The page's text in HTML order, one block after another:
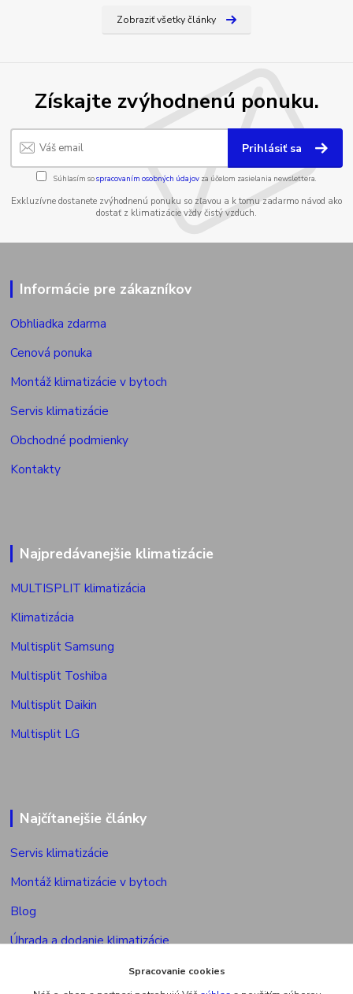
Zobraziť všetky články
Získajte zvýhodnenú ponuku.
Prihlásiť sa
Súhlasím sospracovaním osobných údajov za účelom zasielania newslettera.
Exkluzívne dostanete zvýhodnenú ponuku so zľavou a k tomu zadarmo návod ako
dostať z klimatizácie vždy čistý vzduch.
Informácie pre zákazníkov
Obhliadka zdarma
Cenová ponuka
Montáž klimatizácie v bytoch
Servis klimatizácie
Obchodné podmienky
Kontakty
Najpredávanejšie klimatizácie
MULTISPLIT klimatizácia
Klimatizácia
Multisplit Samsung
Multisplit Toshiba
Multisplit Daikin
Multisplit LG
Najčítanejšie články
Servis klimatizácie
Montáž klimatizácie v bytoch
Blog
Úhrada a dodanie klimatizácie
Povolenie na montáž klimatizácie
Spracovanie cookies